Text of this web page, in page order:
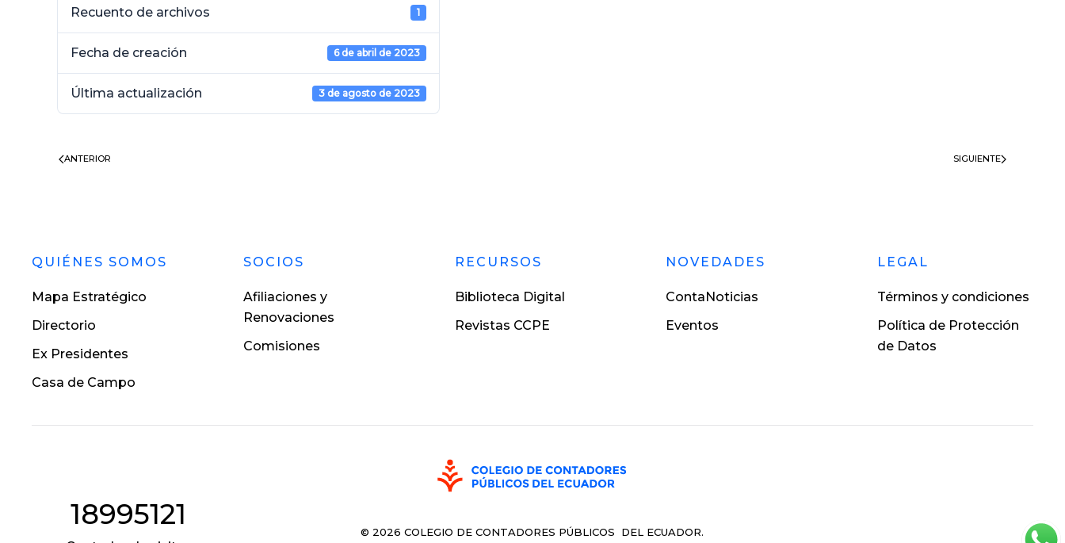
Recuento de archivos 1
Fecha de creación 6 de abril de 2023
Última actualización 3 de agosto de 2023
ANTERIOR SIGUIENTE
QUIÉNES SOMOS
Mapa Estratégico
Directorio
Ex Presidentes
Casa de Campo
SOCIOS
Afiliaciones y
Renovaciones
Comisiones
RECURSOS
Biblioteca Digital
Revistas CCPE
NOVEDADES
ContaNoticias
Eventos
LEGAL
Términos y condiciones
Política de Protección
de Datos
18995121
© 2026 COLEGIO DE CONTADORES PÚBLICOS DEL ECUADOR.